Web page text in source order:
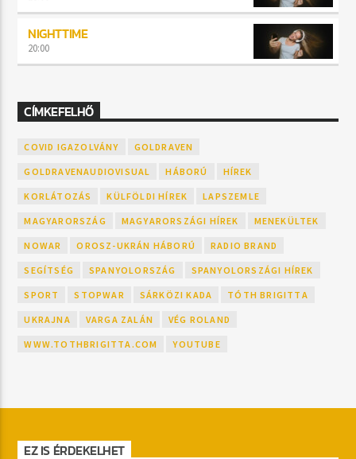
NIGHTTIME
20:00
CÍMKEFELHŐ
COVID IGAZOLVÁNY GOLDRAVEN
GOLDRAVENAUDIOVISUAL HÁBORÚ HÍREK
KORLÁTOZÁS KÜLFÖLDI HÍREK LAPSZEMLE
MAGYARORSZÁG MAGYARORSZÁGI HÍREK MENEKÜLTEK
NOWAR OROSZ-UKRÁN HÁBORÚ RADIO BRAND
SEGÍTSÉG SPANYOLORSZÁG SPANYOLORSZÁGI HÍREK
SPORT STOPWAR SÁRKÖZI KADA TÓTH BRIGITTA
UKRAJNA VARGA ZALÁN VÉG ROLAND
WWW.TOTHBRIGITTA.COM YOUTUBE
EZ IS ÉRDEKELHET